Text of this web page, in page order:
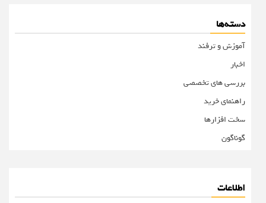
دسته‌ها
آموزش و ترفند
اخبار
بررسی های تخصصی
راهنمای خرید
سخت افزارها
گوناگون
اطلاعات